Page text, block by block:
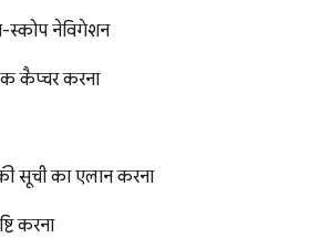
स्कोप नेविगेशन
कैप्चर करना
सूची का एलान करना
करना